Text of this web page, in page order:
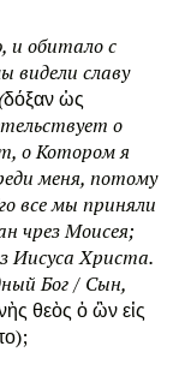
и обитало с
видели славу
δόξαν ὡς
о
о Котором я
меня, потому
все мы приняли
чрез Моисея;
Иисуса Христа.
Бог / Сын,
θεὸς ὁ ὢν εἰς